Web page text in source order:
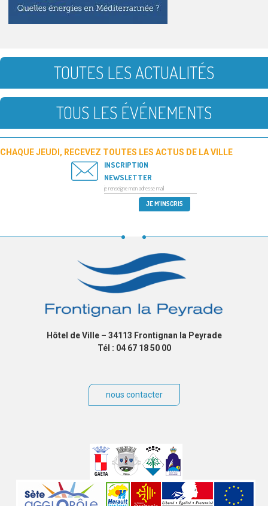
TOUTES LES ACTUALITÉS
TOUS LES ÉVÉNEMENTS
CHAQUE JEUDI, RECEVEZ TOUTES LES ACTUS DE LA VILLE
INSCRIPTION
NEWSLETTER
Hôtel de Ville – 34113 Frontignan la Peyrade
Tél : 04 67 18 50 00
nous contacter
partenaires